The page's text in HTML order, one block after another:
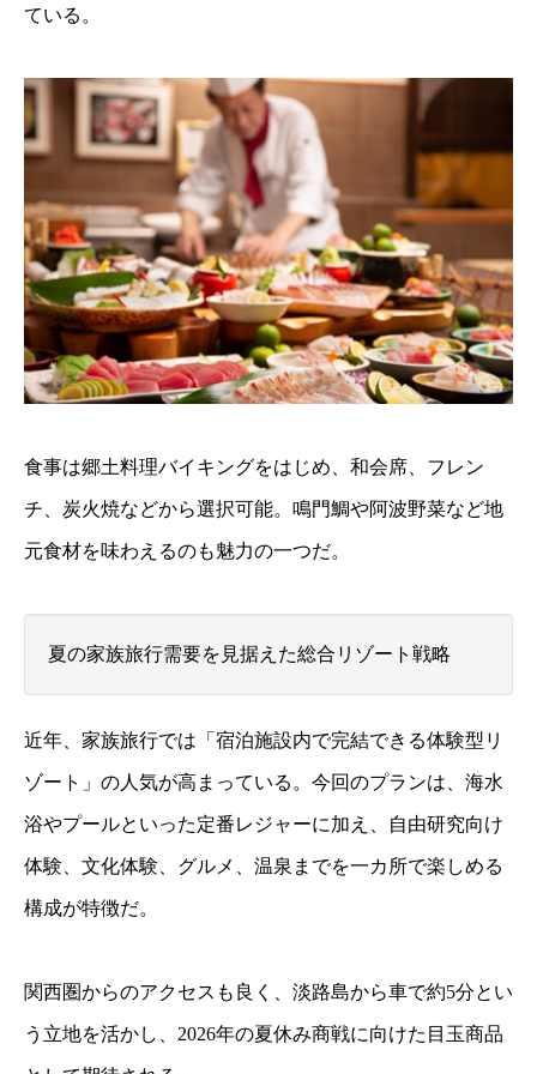
ている。
食事は郷土料理バイキングをはじめ、和会席、フレン
チ、炭火焼などから選択可能。鳴門鯛や阿波野菜など地
元食材を味わえるのも魅力の一つだ。
夏の家族旅行需要を見据えた総合リゾート戦略
近年、家族旅行では「宿泊施設内で完結できる体験型リ
ゾート」の人気が高まっている。今回のプランは、海水
浴やプールといった定番レジャーに加え、自由研究向け
体験、文化体験、グルメ、温泉までを一カ所で楽しめる
構成が特徴だ。
関西圏からのアクセスも良く、淡路島から車で約5分とい
う立地を活かし、2026年の夏休み商戦に向けた目玉商品